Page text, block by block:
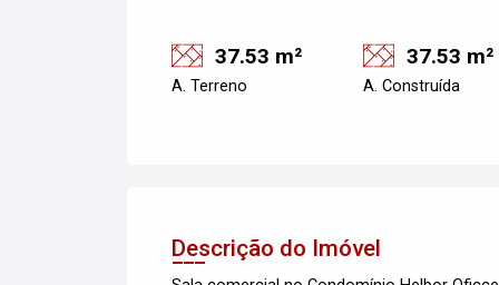
37.53 m²
A. Terreno
37.53 m²
A. Construída
Descrição do Imóvel